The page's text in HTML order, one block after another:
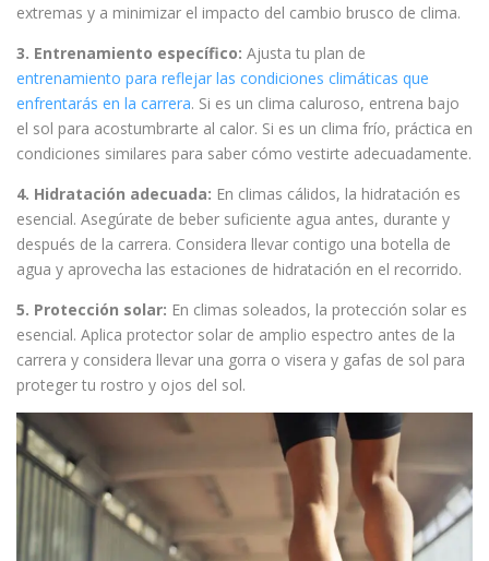
extremas y a minimizar el impacto del cambio brusco de clima.
3. Entrenamiento específico: Ajusta tu plan de
entrenamiento para reflejar las condiciones climáticas que
enfrentarás en la carrera. Si es un clima caluroso, entrena bajo
el sol para acostumbrarte al calor. Si es un clima frío, práctica en
condiciones similares para saber cómo vestirte adecuadamente.
4. Hidratación adecuada: En climas cálidos, la hidratación es
esencial. Asegúrate de beber suficiente agua antes, durante y
después de la carrera. Considera llevar contigo una botella de
agua y aprovecha las estaciones de hidratación en el recorrido.
5. Protección solar: En climas soleados, la protección solar es
esencial. Aplica protector solar de amplio espectro antes de la
carrera y considera llevar una gorra o visera y gafas de sol para
proteger tu rostro y ojos del sol.